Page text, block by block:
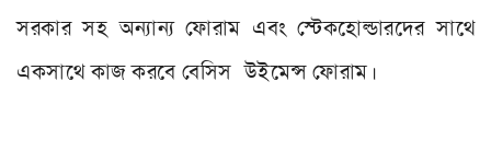
সরকার সহ অন্যান্য ফোরাম এবং স্টেকহোল্ডারদের সাথে
একসাথে কাজ করবে বেসিস উইমেন্স ফোরাম।